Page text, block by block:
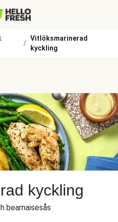
/
Vitlöksmarinerad
kyckling
kyckling
bearnaisesås